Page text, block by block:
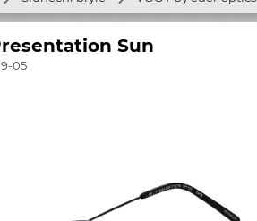
Sun
05